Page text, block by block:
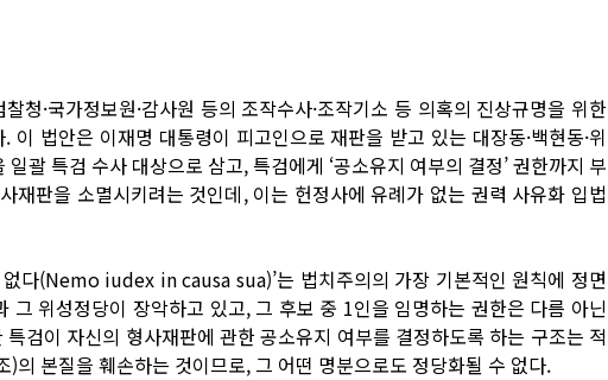
청·국가정보원·감사원 등의 조작수사·조작기소 등 의혹의 진상규명을 위한
이 법안은 이재명 대통령이 피고인으로 재판을 받고 있는 대장동·백현동·위
일괄 특검 수사 대상으로 삼고, 특검에게 ‘공소유지 여부의 결정’ 권한까지 부
재판을 소멸시키려는 것인데, 이는 헌정사에 유례가 없는 권력 사유화 입법
다(Nemo iudex in causa sua)’는 법치주의의 가장 기본적인 원칙에 정면
그 위성정당이 장악하고 있고, 그 후보 중 1인을 임명하는 권한은 다름 아닌
검이 자신의 형사재판에 관한 공소유지 여부를 결정하도록 하는 구조는 적
의 본질을 훼손하는 것이므로, 그 어떤 명분으로도 정당화될 수 없다.